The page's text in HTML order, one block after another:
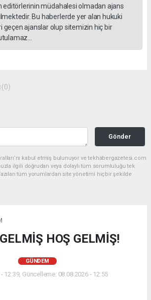
editörlerinin müdahalesi olmadan ajans
Bu haberlerde yer alan hukuki
geçen ajanslar olup sitemizin hiç bir
(0)
Gönder
kabul etmiş bulunuyor ve tekhabergazetesi.com
ilgili doğrudan veya dolaylı tüm sorumluluğu tek
tüm yorumlardan site yönetimi hiçbir şekilde
HOŞ GELMİŞ!
GÜNDEM
12:39, Güncelleme: 08.08.2026 - 12:55